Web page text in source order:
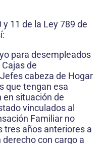
11 de la Ley 789 de
para desempleados
de
cabeza de Hogar
que tengan esa
en situación de
vinculados al
Familiar no
tres años anteriores a
con cargo a